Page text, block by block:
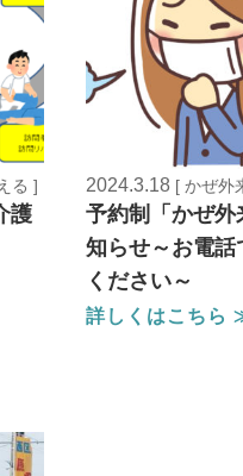
る ]
護
2024.3.18 [ かぜ外
予約制「かぜ外
知らせ～お電話
ください～
詳しくはこちら